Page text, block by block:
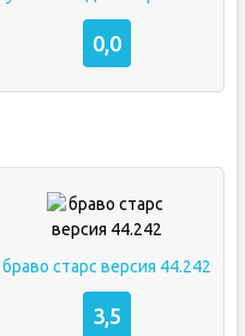
0,0
браво старс версия 44.242
3,5